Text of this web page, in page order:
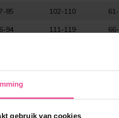
gebruik van cookies
85 102-110
94 111-119
uw arts voor de juiste maat.